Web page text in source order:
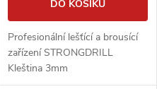
DO KOŠÍKU
Profesionální lešťící a brousící
zařízení STRONGDRILL
Kleština 3mm